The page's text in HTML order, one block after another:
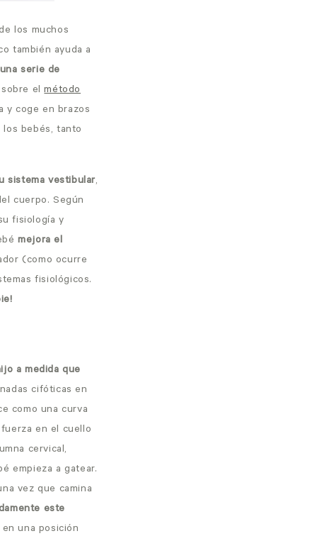
los muchos
también ayuda a
una serie de
sobre elmétodo
y coge en brazos
los bebés, tanto
sistema vestibular,
cuerpo. Según
fisiología y
mejora el
(como ocurre
fisiológicos.
a medida que
cifóticas en
como una curva
en el cuello
cervical,
empieza a gatear.
vez que camina
este
una posición